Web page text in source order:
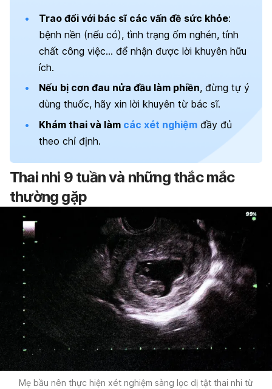
Trao đổi với bác sĩ các vấn đề sức khỏe:
bệnh nền (nếu có), tình trạng ốm nghén, tính
chất công việc… để nhận được lời khuyên hữu
ích.
Nếu bị cơn đau nửa đầu làm phiền, đừng tự ý
dùng thuốc, hãy xin lời khuyên từ bác sĩ.
Khám thai và làm các xét nghiệm đầy đủ
theo chỉ định.
Thai nhi 9 tuần và những thắc mắc
thường gặp
Mẹ bầu nên thực hiện xét nghiệm sàng lọc dị tật thai nhi từ